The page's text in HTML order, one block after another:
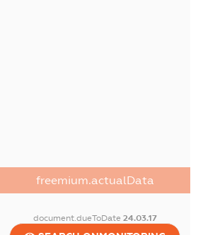
freemium.actualData
document.dueToDate 24.03.17